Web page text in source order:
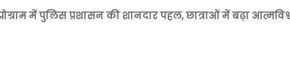
में पुलिस प्रशासन की शानदार पहल, छात्राओं में बढ़ा